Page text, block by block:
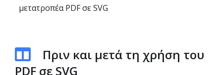
μετατροπέα PDF σε SVG
Πριν και μετά τη χρήση του
PDF σε SVG